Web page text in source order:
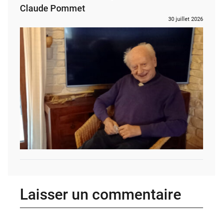
Claude Pommet
30 juillet 2026
Laisser un commentaire